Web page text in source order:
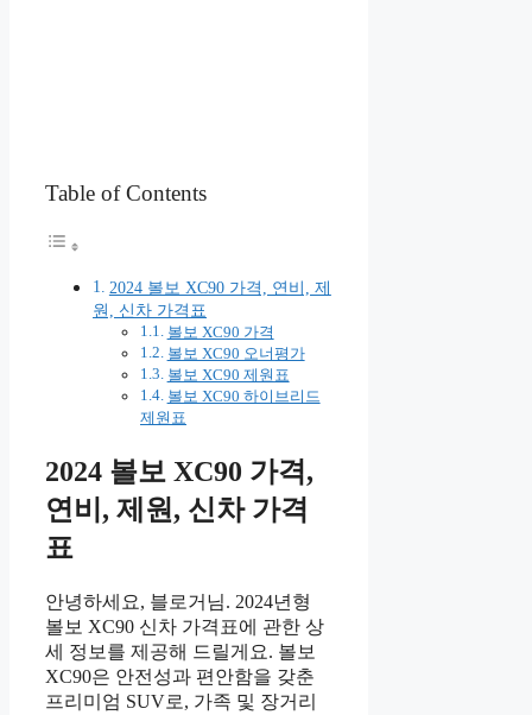
Table of Contents
2024 볼보 XC90 가격, 연비, 제
원, 신차 가격표
볼보 XC90 가격
볼보 XC90 오너평가
볼보 XC90 제원표
볼보 XC90 하이브리드
제원표
2024 볼보 XC90 가격,
연비, 제원, 신차 가격
표
안녕하세요, 블로거님. 2024년형
볼보 XC90 신차 가격표에 관한 상
세 정보를 제공해 드릴게요. 볼보
XC90은 안전성과 편안함을 갖춘
프리미엄 SUV로, 가족 및 장거리